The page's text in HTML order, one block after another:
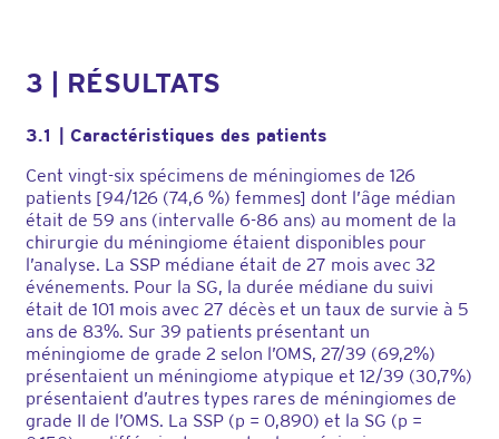
3 | RÉSULTATS
3.1 | Caractéristiques des patients
Cent vingt-six spécimens de méningiomes de 126
patients [94/126 (74,6 %) femmes] dont l’âge médian
était de 59 ans (intervalle 6-86 ans) au moment de la
chirurgie du méningiome étaient disponibles pour
l’analyse. La SSP médiane était de 27 mois avec 32
événements. Pour la SG, la durée médiane du suivi
était de 101 mois avec 27 décès et un taux de survie à 5
ans de 83%. Sur 39 patients présentant un
méningiome de grade 2 selon l’OMS, 27/39 (69,2%)
présentaient un méningiome atypique et 12/39 (30,7%)
présentaient d’autres types rares de méningiomes de
grade II de l’OMS. La SSP (p = 0,890) et la SG (p =